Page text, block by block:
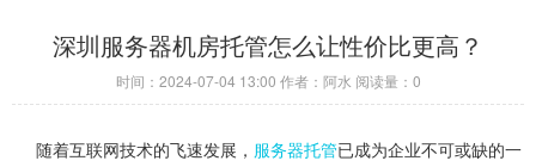
深圳服务器机房托管怎么让性价比更高？
时间： 2024-07-04 13:00 作者：阿水 阅读量： 0
随着互联网技术的飞速发展， 服务器托管已成为企业不可或缺的一